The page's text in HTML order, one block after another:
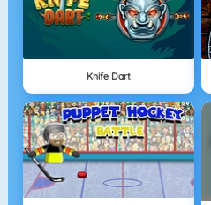
Knife Dart